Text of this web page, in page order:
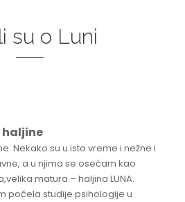
su o Luni
haljine
Nekako su u isto vreme i nežne i
a u njima se osećam kao
matura – haljina LUNA.
počela studije psihologije u